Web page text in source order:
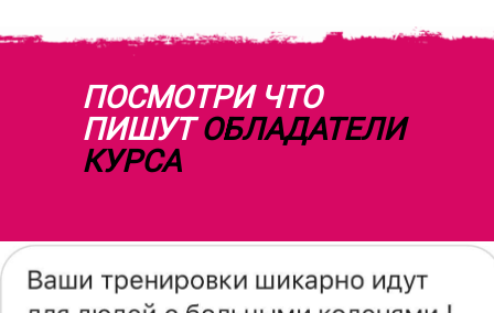
ПОСМОТРИ ЧТО
ПИШУТОБЛАДАТЕЛИ
КУРСА